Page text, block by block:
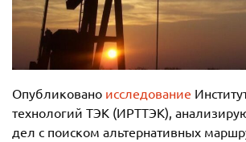
Опубликовано исследование
технологий ТЭК (ИРТТЭК),
дел с поиском альтернативных